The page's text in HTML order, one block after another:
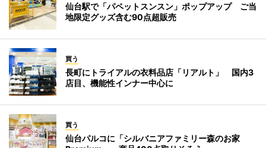
仙台駅で「パペットスンスン」ポップアップ ご当
地限定グッズ含む90点超販売
買う
長町にトライアルの衣料品店「リアルト」 国内3
店目、機能性インナー中心に
買う
仙台パルコに「シルバニアファミリー森のお家